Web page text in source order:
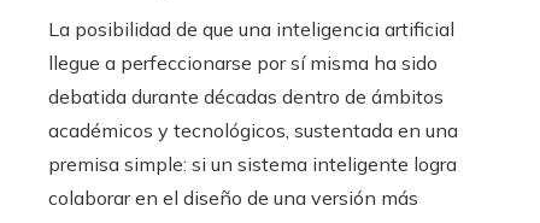
La posibilidad de que una inteligencia artificial
llegue a perfeccionarse por sí misma ha sido
debatida durante décadas dentro de ámbitos
académicos y tecnológicos, sustentada en una
premisa simple: si un sistema inteligente logra
colaborar en el diseño de una versión más